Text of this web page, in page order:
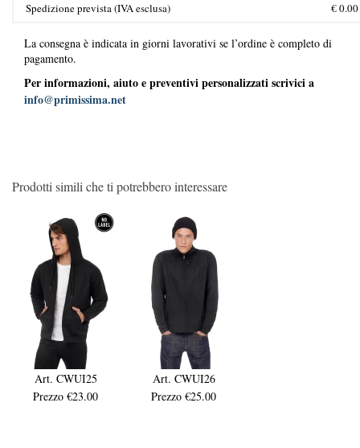
Spedizione prevista (IVA esclusa)
La consegna è indicata in giorni lavorativi se l’ordine è completo di
pagamento.
Per informazioni, aiuto e preventivi personalizzati scrivici a
info@primissima.net
Prodotti simili che ti potrebbero interessare
Art. CWUI25
Prezzo €23.00
Art. CWUI26
Prezzo €25.00